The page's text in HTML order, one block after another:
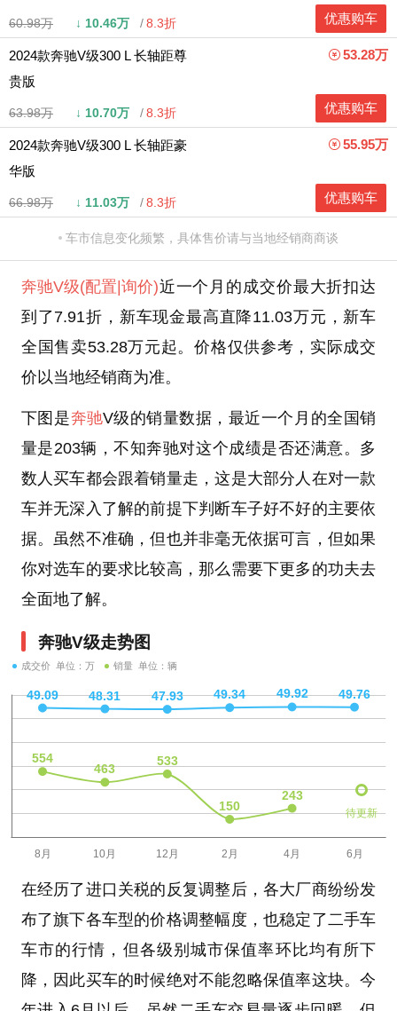
60.98万 ↓ 10.46万 8.3折
优惠购车
2024款奔驰V级300 L 长轴距尊
贵版
63.98万 ↓ 10.70万 8.3折
53.28万
优惠购车
2024款奔驰V级300 L 长轴距豪
华版
66.98万 ↓ 11.03万 8.3折
55.95万
优惠购车
车市信息变化频繁，具体售价请与当地经销商商谈
奔驰V级(配置|询价)近一个月的成交价最大折扣达
到了7.91折，新车现金最高直降11.03万元，新车
全国售卖53.28万元起。价格仅供参考，实际成交
价以当地经销商为准。
下图是奔驰V级的销量数据，最近一个月的全国销
量是203辆，不知奔驰对这个成绩是否还满意。多
数人买车都会跟着销量走，这是大部分人在对一款
车并无深入了解的前提下判断车子好不好的主要依
据。虽然不准确，但也并非毫无依据可言，但如果
你对选车的要求比较高，那么需要下更多的功夫去
全面地了解。
奔驰V级走势图
成交价 单位：万 销量 单位：辆
待更新
在经历了进口关税的反复调整后，各大厂商纷纷发
布了旗下各车型的价格调整幅度，也稳定了二手车
车市的行情，但各级别城市保值率环比均有所下
降，因此买车的时候绝对不能忽略保值率这块。今